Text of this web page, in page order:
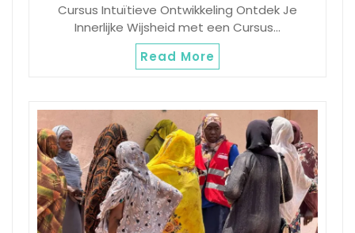
Cursus Intuïtieve Ontwikkeling Ontdek Je
Innerlijke Wijsheid met een Cursus…
Read More